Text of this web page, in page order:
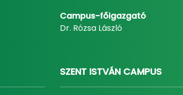
Campus-főigazgató
Dr. Rózsa László
SZENT ISTVÁN CAMPUS